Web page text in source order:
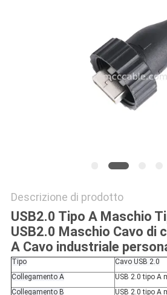
Descrizione di prodotto
USB2.0 Tipo A Maschio
USB2.0 Maschio Cavo di
A Cavo industriale
Tipo
Cavo USB 2.0
Collegamento A
USB 2.0 tipo A
Collegamento B
USB 2.0 tipo A